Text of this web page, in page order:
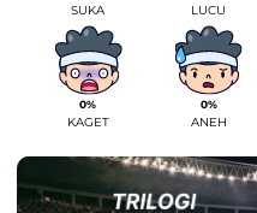
SUKA LUCU
0%
KAGET
0%
ANEH